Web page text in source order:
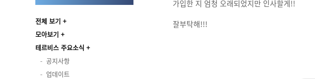
전체 보기
모아보기
테르비스 주요소식
공지사항
업데이트
가입한 지 엄청 오래되었지만 인사할게!!
잘부탁해!!!